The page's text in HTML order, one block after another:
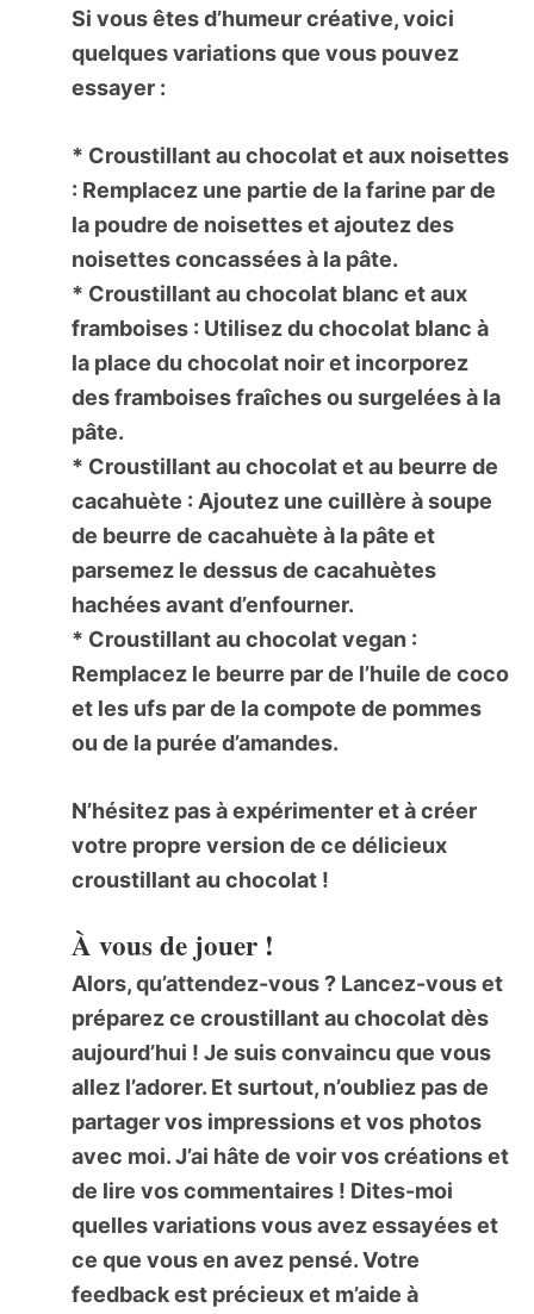
Si vous êtes d’humeur créative, voici
quelques variations que vous pouvez
essayer :
* Croustillant au chocolat et aux noisettes
: Remplacez une partie de la farine par de
la poudre de noisettes et ajoutez des
noisettes concassées à la pâte.
* Croustillant au chocolat blanc et aux
framboises : Utilisez du chocolat blanc à
la place du chocolat noir et incorporez
des framboises fraîches ou surgelées à la
pâte.
* Croustillant au chocolat et au beurre de
cacahuète : Ajoutez une cuillère à soupe
de beurre de cacahuète à la pâte et
parsemez le dessus de cacahuètes
hachées avant d’enfourner.
* Croustillant au chocolat vegan :
Remplacez le beurre par de l’huile de coco
et les ufs par de la compote de pommes
ou de la purée d’amandes.
N’hésitez pas à expérimenter et à créer
votre propre version de ce délicieux
croustillant au chocolat !
À vous de jouer !
Alors, qu’attendez-vous ? Lancez-vous et
préparez ce croustillant au chocolatdès
aujourd’hui ! Je suis convaincu que vous
allez l’adorer. Et surtout, n’oubliez pas de
partager vos impressions et vos photos
avec moi. J’ai hâte de voir vos créations et
de lire vos commentaires ! Dites-moi
quelles variations vous avez essayées et
ce que vous en avez pensé. Votre
feedback est précieux et m’aide à